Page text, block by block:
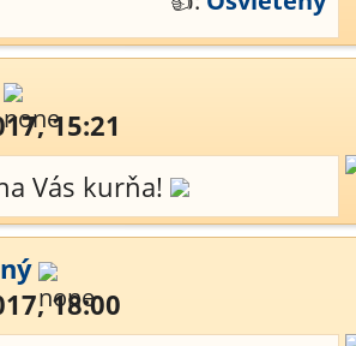
15:21
Vás kurňa!
18:00